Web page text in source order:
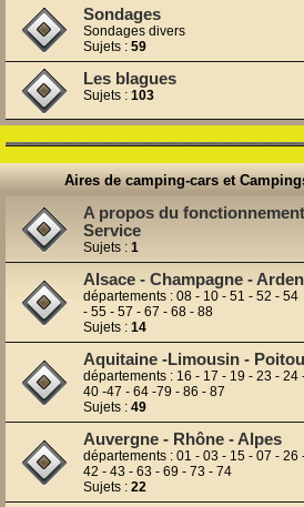
Sondages
Sondages divers
Sujets : 59
Les blagues
Sujets : 103
Aires de camping-cars et
A propos du
Service
Sujets : 1
Alsace - Champagne -
départements : 08 - 10 - 51 - 52 - 54
- 55 - 57 - 67 - 68 - 88
Sujets : 14
Aquitaine -Limousin -
départements : 16 - 17 - 19 - 23 - 24
40 -47 - 64 -79 - 86 - 87
Sujets : 49
Auvergne - Rhône - Alpes
départements : 01 - 03 - 15 - 07 - 26
42 - 43 - 63 - 69 - 73 - 74
Sujets : 22